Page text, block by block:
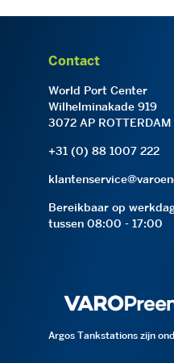
Contact
World Port Center
Wilhelminakade 919
3072 AP ROTTERDAM
+31 (0) 88 1007 222
Bereikbaar op
tussen 08:00 - 17:00
Argos Tankstations zijn